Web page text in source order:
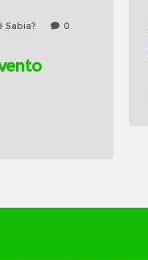
Sabia?
0